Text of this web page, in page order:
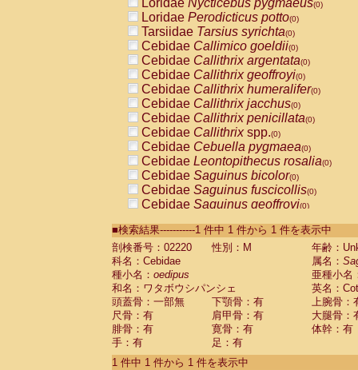
Loridae Nycticebus pygmaeus(0)
Loridae Perodicticus potto(0)
Tarsiidae Tarsius syrichta(0)
Cebidae Callimico goeldii(0)
Cebidae Callithrix argentata(0)
Cebidae Callithrix geoffroyi(0)
Cebidae Callithrix humeralifer(0)
Cebidae Callithrix jacchus(0)
Cebidae Callithrix penicillata(0)
Cebidae Callithrixspp.(0)
Cebidae Cebuella pygmaea(0)
Cebidae Leontopithecus rosalia(0)
Cebidae Saguinus bicolor(0)
Cebidae Saguinus fuscicollis(0)
Cebidae Saguinus geoffroyi(0)
CebidaeSaguinus labiatus(0)
Cebidae Saguinus leucopus (0)
Cebidae
Cebidae
CebidaeSaguinus nigricollis (0)
Cebidae Saguinus oedipus
Cebidae Saguinus weddelli
Cebidae Saguinusspp.
Cebidae Aotus trivirgatus
Cebidae Cebus albifrons
■検索結果-----------1 件中 1 件から 1 件を表示中
剖検番号：02220
性別：M
年齢：
科名：Cebidae
属名：
種小名： oedipus
亜種小名
和名：ワタボウシパンシェ
英名：
頭蓋骨：一部無
下顎骨：有
上腕骨：
尺骨：有
肩甲骨：有
大腿骨：
腓骨：有
寛骨：有
体幹：有
手：有
足：有
1 件中 1 件から 1 件を表示中